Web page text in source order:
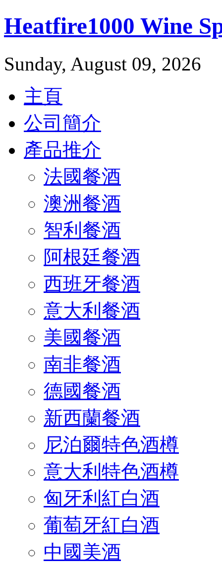
Heatfire1000 Wine
Sunday, August 09, 2026
主頁
公司簡介
產品推介
法國餐酒
澳洲餐酒
智利餐酒
阿根廷餐酒
西班牙餐酒
意大利餐酒
美國餐酒
南非餐酒
德國餐酒
新西蘭餐酒
尼泊爾特色酒樽
意大利特色酒樽
匈牙利紅白酒
葡萄牙紅白酒
中國美酒